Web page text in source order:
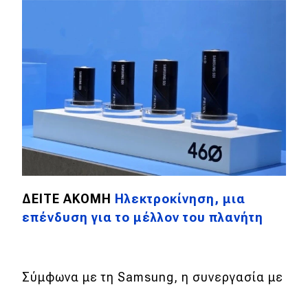
ΔΕΙΤΕ ΑΚΟΜΗ
Ηλεκτροκίνηση, μια
επένδυση για το μέλλον του πλανήτη
Σύμφωνα με τη Samsung, η συνεργασία με